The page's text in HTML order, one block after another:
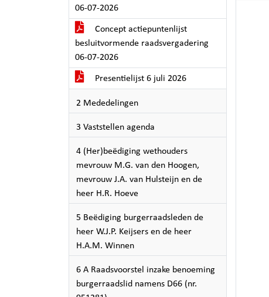
06-07-2026
Concept actiepuntenlijst
besluitvormende raadsvergadering
06-07-2026
Presentielijst 6 juli 2026
2 Mededelingen
3 Vaststellen agenda
4 (Her)beëdiging wethouders
mevrouw M.G. van den Hoogen,
mevrouw J.A. van Hulsteijn en de
heer H.R. Hoeve
5 Beëdiging burgerraadsleden de
heer W.J.P. Keijsers en de heer
H.A.M. Winnen
6 A Raadsvoorstel inzake benoeming
burgerraadslid namens D66 (nr.